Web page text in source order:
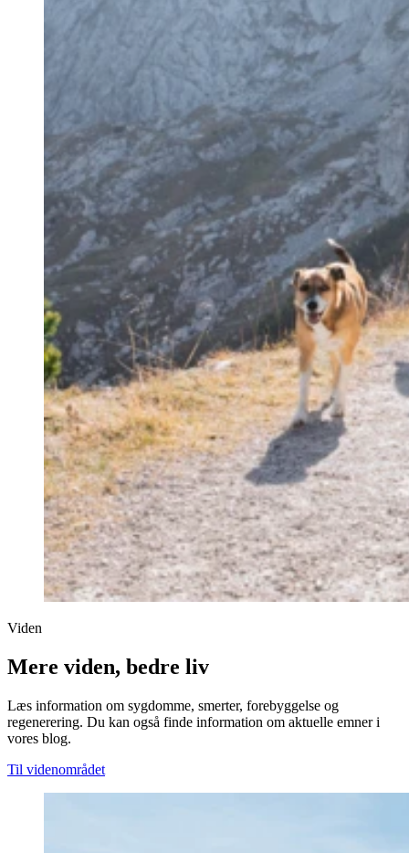
Viden
Mere viden, bedre liv
Læs information om sygdomme, smerter, forebyggelse og
regenerering. Du kan også finde information om aktuelle emner i
vores blog.
Til videnområdet